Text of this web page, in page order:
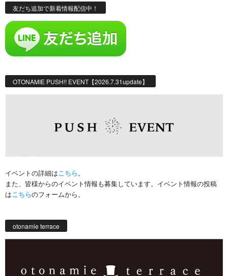
友だち追加で新着情報配信中！
OTONAMIE PUSH!! EVENT【2026.7.31update】
イベントの詳細はこちら。
また、皆様からのイベント情報も募集しています。イベント情報の投稿
はこちらのフォームから。
otonamie terrace